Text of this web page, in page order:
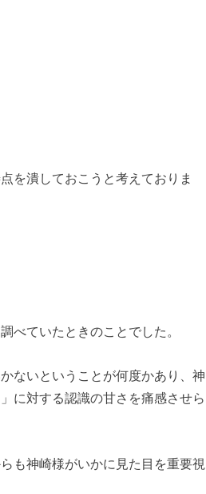
を潰しておこうと考えておりま
べていたときのことでした。
ないということが何度かあり、神
に対する認識の甘さを痛感させら
も神崎様がいかに見た目を重要視